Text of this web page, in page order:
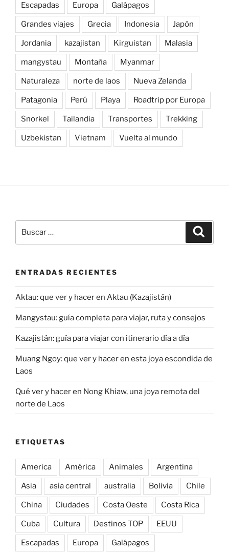
Escapadas Europa Galápagos
Grandes viajes Grecia Indonesia Japón
Jordania kazajistan Kirguistan Malasia
mangystau Montaña Myanmar
Naturaleza norte de laos Nueva Zelanda
Patagonia Perú Playa Roadtrip por Europa
Snorkel Tailandia Transportes Trekking
Uzbekistan Vietnam Vuelta al mundo
por:
ENTRADAS RECIENTES
Aktau: que ver y hacer en Aktau (Kazajistán)
Mangystau: guía completa para viajar, ruta y consejos
Kazajistán: guía para viajar con itinerario día a día
Muang Ngoy: que ver y hacer en esta joya escondida de
Laos
Qué ver y hacer en Nong Khiaw, una joya remota del
norte de Laos
ETIQUETAS
America América Animales Argentina
Asia asia central australia Bolivia Chile
China Ciudades Costa Oeste Costa Rica
Cuba Cultura Destinos TOP EEUU
Escapadas Europa Galápagos